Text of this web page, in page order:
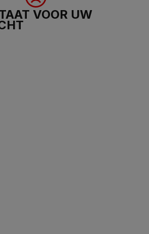
VOOR UW